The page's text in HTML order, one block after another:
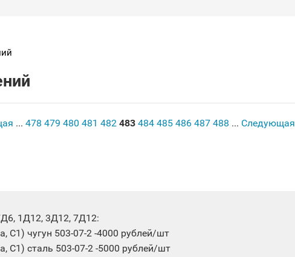
... 478 479 480 481 482 483 484 485 486 487 488 ... Следующая
1Д12, 3Д12, 7Д12:
С1) чугун 503-07-2 -4000 рублей/шт
С1) сталь 503-07-2 -5000 рублей/шт